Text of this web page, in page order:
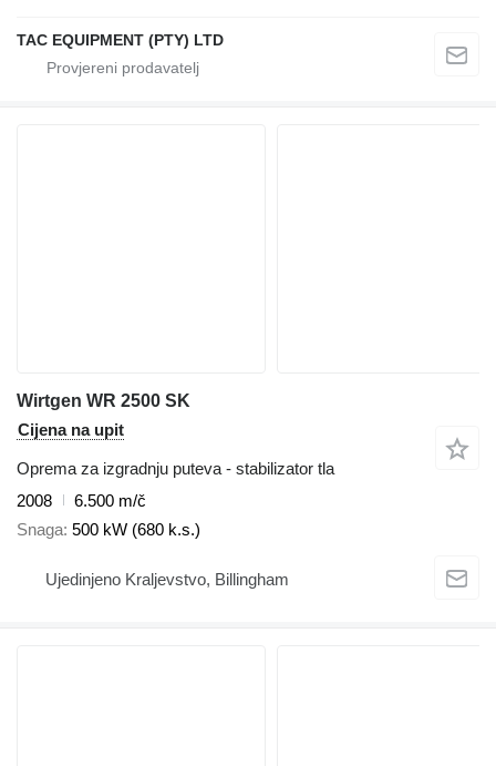
TAC EQUIPMENT (PTY) LTD
Wirtgen WR 2500 SK
Cijena na upit
Oprema za izgradnju puteva - stabilizator tla
2008
6.500 m/č
Snaga 500 kW (680 k.s.)
Ujedinjeno Kraljevstvo, Billingham